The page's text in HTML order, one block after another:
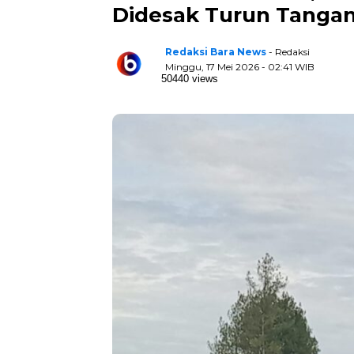
Didesak Turun
Redaksi Bara News - Redaksi
Minggu, 17 Mei 2026 - 02:41 WIB
50440 views